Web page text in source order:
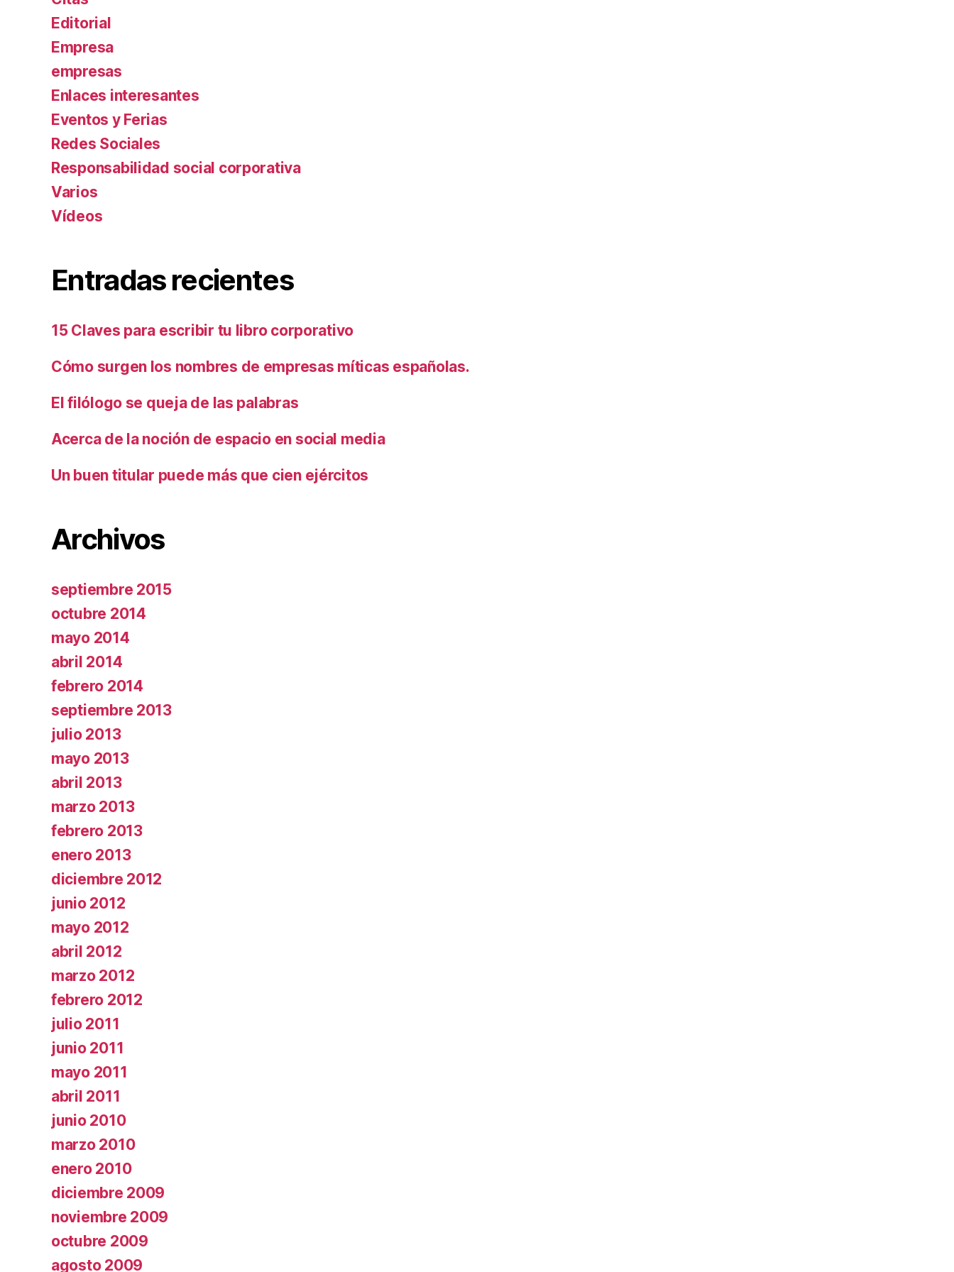
Editorial
Empresa
empresas
Enlaces interesantes
Eventos y Ferias
Redes Sociales
Responsabilidad social corporativa
Varios
Ví­deos
Entradas recientes
15 Claves para escribir tu libro corporativo
Cómo surgen los nombres de empresas míticas españolas.
El filólogo se queja de las palabras
Acerca de la noción de espacio en social media
Un buen titular puede más que cien ejércitos
Archivos
septiembre 2015
octubre 2014
mayo 2014
abril 2014
febrero 2014
septiembre 2013
julio 2013
mayo 2013
abril 2013
marzo 2013
febrero 2013
enero 2013
diciembre 2012
junio 2012
mayo 2012
abril 2012
marzo 2012
febrero 2012
julio 2011
junio 2011
mayo 2011
abril 2011
junio 2010
marzo 2010
enero 2010
diciembre 2009
noviembre 2009
octubre 2009
agosto 2009